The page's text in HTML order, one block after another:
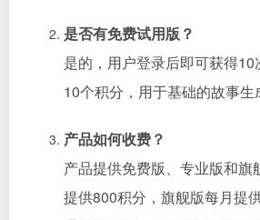
是否有免费试用版？
是的，用户登录后即可获得
10个积分，用于基础的故事生
产品如何收费？
产品提供免费版、专业版和旗
提供800积分，旗舰版每月提